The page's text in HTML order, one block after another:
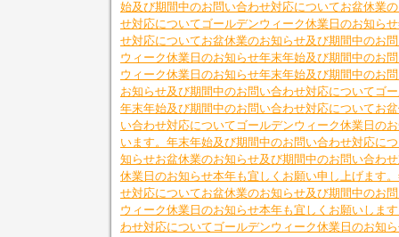
始及び期間中のお問い合わせ対応についてお盆休業
せ対応についてゴールデンウィーク休業日のお知らせ
せ対応についてお盆休業のお知らせ及び期間中のお
ウィーク休業日のお知らせ年末年始及び期間中のお
ウィーク休業日のお知らせ年末年始及び期間中のお
お知らせ及び期間中のお問い合わせ対応についてゴ
年末年始及び期間中のお問い合わせ対応についてお
い合わせ対応についてゴールデンウィーク休業日の
います。 年末年始及び期間中のお問い合わせ対応に
知らせお盆休業のお知らせ及び期間中のお問い合わ
休業日のお知らせ本年も宜しくお願い申し上げます。
せ対応についてお盆休業のお知らせ及び期間中のお
ウィーク休業日のお知らせ本年も宜しくお願いしま
わせ対応についてゴールデンウィーク休業日のお知